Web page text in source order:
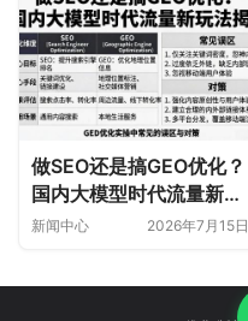
做SEO还是搞GEO优化？
国内大模型时代流量新玩
法揭秘
新闻中心 2026年7月15日